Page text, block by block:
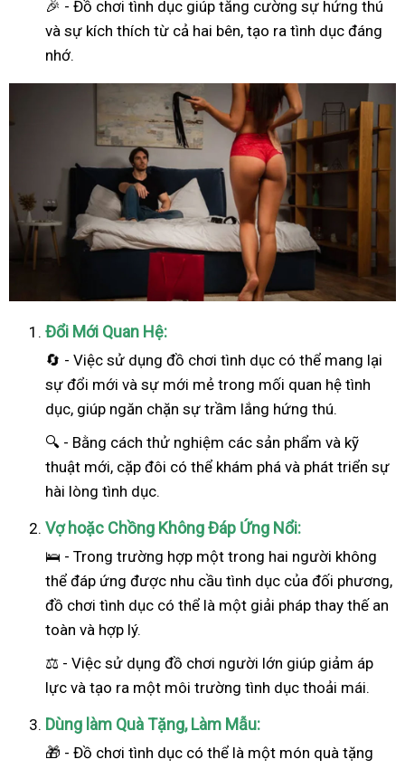
🎉 - Đồ chơi tình dục giúp tăng cường sự hứng thú
và sự kích thích từ cả hai bên, tạo ra tình dục đáng
nhớ.
Đổi Mới Quan Hệ:
🔄 - Việc sử dụng đồ chơi tình dục có thể mang lại
sự đổi mới và sự mới mẻ trong mối quan hệ tình
dục, giúp ngăn chặn sự trầm lắng hứng thú.
🔍 - Bằng cách thử nghiệm các sản phẩm và kỹ
thuật mới, cặp đôi có thể khám phá và phát triển sự
hài lòng tình dục.
Vợ hoặc Chồng Không Đáp Ứng Nổi:
🛌 - Trong trường hợp một trong hai người không
thể đáp ứng được nhu cầu tình dục của đối phương,
đồ chơi tình dục có thể là một giải pháp thay thế an
toàn và hợp lý.
⚖️ - Việc sử dụng đồ chơi người lớn giúp giảm áp
lực và tạo ra một môi trường tình dục thoải mái.
Dùng làm Quà Tặng, Làm Mẫu:
🎁 - Đồ chơi tình dục có thể là một món quà tặng